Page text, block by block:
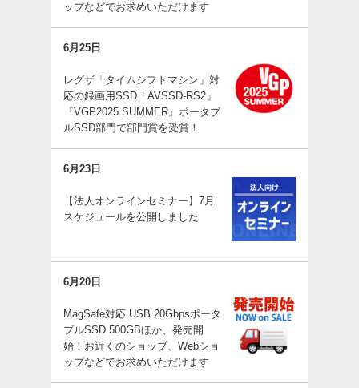
ップなどでお求めいただけます
6月25日
レグザ「タイムシフトマシン」対
応の録画用SSD「AVSSD-RS2」
『VGP2025 SUMMER』ポータブ
ルSSD部門で部門賞を受賞！
6月23日
【法人オンラインセミナー】7月
スケジュールを公開しました
6月20日
MagSafe対応 USB 20Gbpsポータ
ブルSSD 500GBほか、発売開
始！お近くのショップ、Webショ
ップなどでお求めいただけます